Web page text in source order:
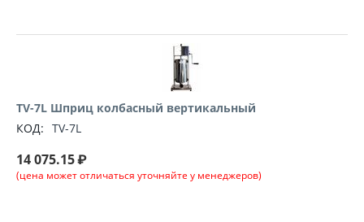
TV-7L Шприц колбасный вертикальный
КОД: TV-7L
14 075.15₽
(цена может отличаться уточняйте у менеджеров)